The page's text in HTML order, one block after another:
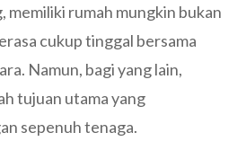
memiliki rumah mungkin bukan
cukup tinggal bersama
Namun, bagi yang lain,
tujuan utama yang
sepenuh tenaga.